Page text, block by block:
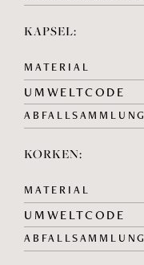
KAPSEL:
MATERIAL
UMWELTCODE
ABFALLSAMMLUNG
KORKEN:
MATERIAL
UMWELTCODE
ABFALLSAMMLUNG